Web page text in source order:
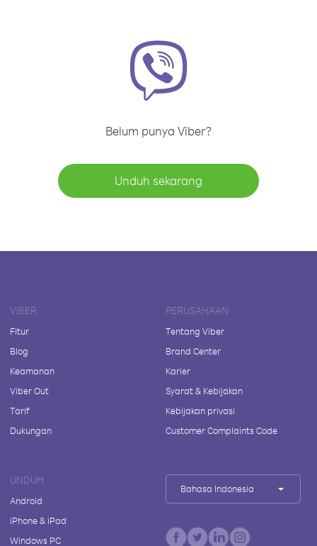
Belum punya Viber?
Unduh sekarang
VIBER
Fitur
Blog
Keamanan
Viber Out
Tarif
Dukungan
PERUSAHAAN
Tentang Viber
Brand Center
Karier
Syarat & Kebijakan
Kebijakan privasi
Customer Complaints Code
UNDUH
Android
iPhone & iPad
Windows PC
Bahasa Indonesia